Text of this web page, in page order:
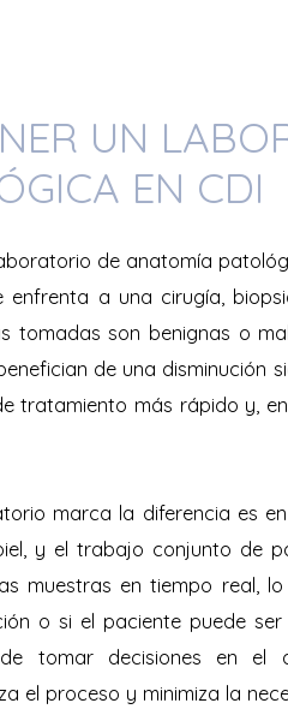
UN
EN CDI
de anatomía
a una cirugía,
tomadas son benignas o
de una disminución
tratamiento más rápido y,
marca la diferencia es
y el trabajo conjunto de
muestras en tiempo real,
o si el paciente puede
tomar decisiones en el
el proceso y minimiza la